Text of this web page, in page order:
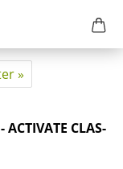
»
CLAS­